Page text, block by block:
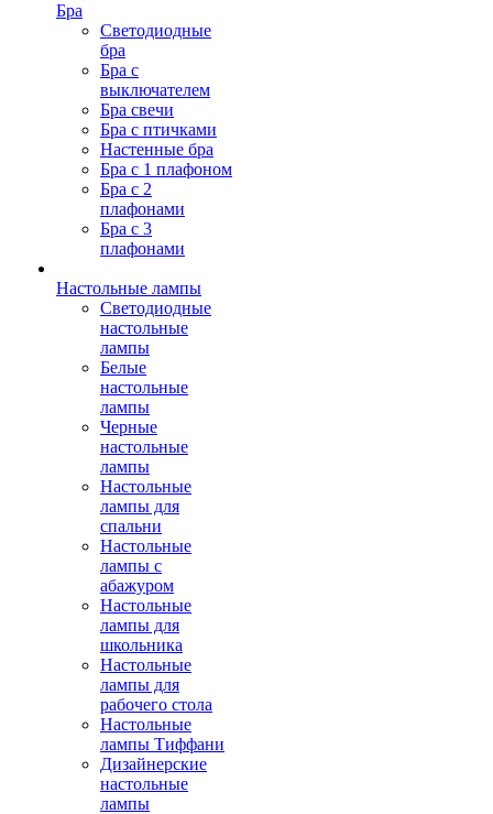
Бра
Светодиодные
бра
Бра с
выключателем
Бра свечи
Бра с птичками
Настенные бра
Бра с 1 плафоном
Бра с 2
плафонами
Бра с 3
плафонами
Настольные лампы
Светодиодные
настольные
лампы
Белые
настольные
лампы
Черные
настольные
лампы
Настольные
лампы для
спальни
Настольные
лампы с
абажуром
Настольные
лампы для
школьника
Настольные
лампы для
рабочего стола
Настольные
лампы Тиффани
Дизайнерские
настольные
лампы